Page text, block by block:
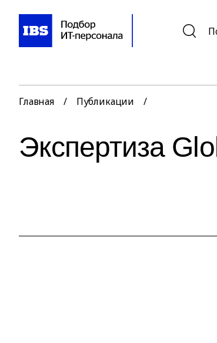
Главная / Публикации /
Экспертиза